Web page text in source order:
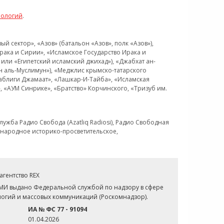
.
«Азов» (батальон «Азов», полк «Азов»),
и Сирии», «Исламское Государство Ирака и
«Египетский исламский джихад»), «Джабхат ан-
Муслимун»), «Меджлис крымско-татарского
Джамаат», «Лашкар-И-Тайба», «Исламская
Синрике», «Братство» Корчинского, «Тризуб им.
Радио Свобода (Azatliq Radiosi), Радио Свободная
историко-просветительское,
REX
выдано Федеральной службой по надзору в сфере
и массовых коммуникаций (Роскомнадзор).
ИА № ФС 77 - 91094
01.04.2026